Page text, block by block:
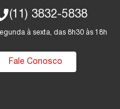
(11) 3832-5838
à sexta, das 8h30 às 18h
Fale Conosco